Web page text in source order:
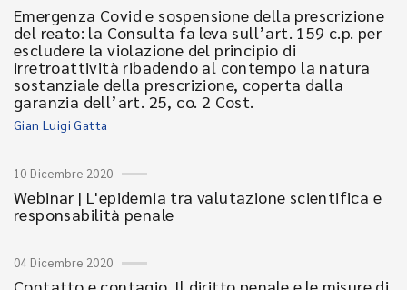
Emergenza Covid e sospensione della prescrizione
del reato: la Consulta fa leva sull’art. 159 c.p. per
escludere la violazione del principio di
irretroattività ribadendo al contempo la natura
sostanziale della prescrizione, coperta dalla
garanzia dell’art. 25, co. 2 Cost.
Gian Luigi Gatta
10 Dicembre 2020
Webinar | L'epidemia tra valutazione scientifica e
responsabilità penale
04 Dicembre 2020